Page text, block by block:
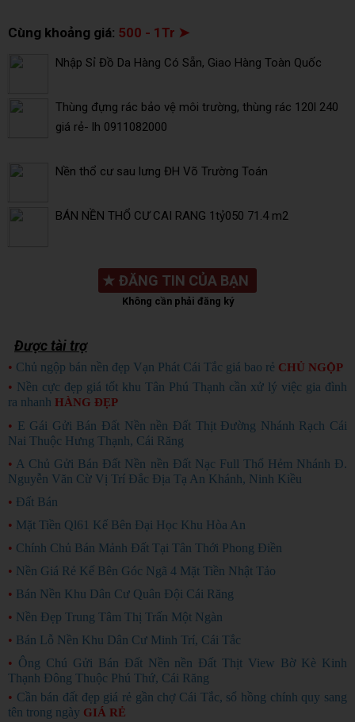
Cùng khoảng giá: 500 - 1Tr ➤
Nhập Sỉ Đồ Da Hàng Có Sẵn, Giao Hàng Toàn Quốc
Thùng đựng rác bảo vệ môi trường, thùng rác 120l 240
giá rẻ- lh 0911082000
Nền thổ cư sau lưng ĐH Võ Trường Toán
BÁN NỀN THỔ CƯ CAI RANG 1tỷ050 71.4 m2
★ ĐĂNG TIN CỦA BẠN
Không cần phải đăng ký
Được tài trợ
• Chủ ngộp bán nền đẹp Vạn Phát Cái Tắc giá bao rẻ CHỦ NGỘP
• Nền cực đẹp giá tốt khu Tân Phú Thạnh cần xử lý việc gia đình
ra nhanh HÀNG ĐẸP
• E Gái Gửi Bán Đất Nền nền Đất Thịt Đường Nhánh Rạch Cái
Nai Thuộc Hưng Thạnh, Cái Răng
• A Chủ Gửi Bán Đất Nền nền Đất Nạc Full Thổ Hẻm Nhánh Đ.
Nguyễn Văn Cừ Vị Trí Đắc Địa Tạ An Khánh, Ninh Kiều
• Đất Bán
• Mặt Tiền Ql61 Kế Bên Đại Học Khu Hòa An
• Chính Chủ Bán Mảnh Đất Tại Tân Thới Phong Điền
• Nền Giá Rẻ Kế Bên Góc Ngã 4 Mặt Tiền Nhật Tảo
• Bán Nền Khu Dân Cư Quân Đội Cái Răng
• Nền Đẹp Trung Tâm Thị Trấn Một Ngàn
• Bán Lỗ Nền Khu Dân Cư Minh Trí, Cái Tắc
• Ông Chú Gửi Bán Đất Nền nền Đất Thịt View Bờ Kè Kinh
Thạnh Đông Thuộc Phú Thứ, Cái Răng
• Cần bán đất đẹp giá rẻ gần chợ Cái Tắc, sổ hồng chính quy sang
tên trong ngày GIÁ RẺ